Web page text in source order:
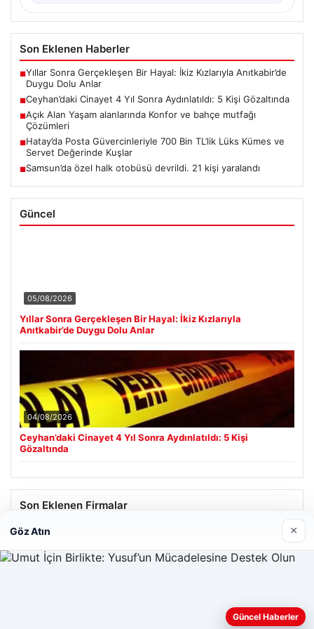
Son Eklenen Haberler
■Yıllar Sonra Gerçekleşen Bir Hayal: İkiz Kızlarıyla Anıtkabir’de
Duygu Dolu Anlar
■Ceyhan’daki Cinayet 4 Yıl Sonra Aydınlatıldı: 5 Kişi Gözaltında
■Açık Alan Yaşam alanlarında Konfor ve bahçe mutfağı
Çözümleri
■Hatay’da Posta Güvercinleriyle 700 Bin TL’lik Lüks Kümes ve
Servet Değerinde Kuşlar
■Samsun’da özel halk otobüsü devrildi. 21 kişi yaralandı
Güncel
05/08/2026
Yıllar Sonra Gerçekleşen Bir Hayal: İkiz Kızlarıyla
Anıtkabir’de Duygu Dolu Anlar
04/08/2026
Ceyhan’daki Cinayet 4 Yıl Sonra Aydınlatıldı: 5 Kişi
Gözaltında
Son Eklenen Firmalar
Web sitemizi nasıl kullandığınızı daha iyi anlayabilmek,
Göz Atın ×
Güncel Haberler